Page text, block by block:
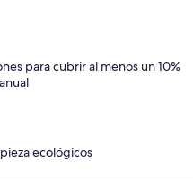
para cubrir al menos un 10%
ecológicos